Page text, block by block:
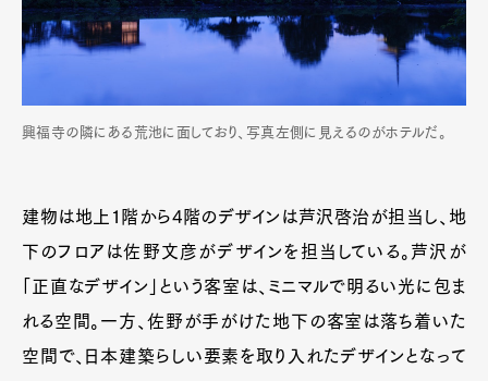
興福寺の隣にある荒池に面しており、写真左側に見えるのがホテルだ。
建物は地上1階から4階のデザインは芦沢啓治が担当し、地
下のフロアは佐野文彦がデザインを担当している。芦沢が
「正直なデザイン」という客室は、ミニマルで明るい光に包ま
れる空間。一方、佐野が手がけた地下の客室は落ち着いた
空間で、日本建築らしい要素を取り入れたデザインとなって